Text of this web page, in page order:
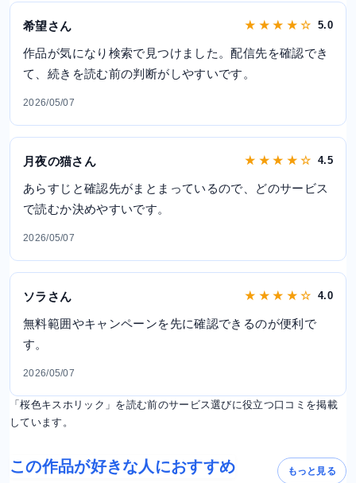
希望さん ★ ★ ★ ★ ☆ 5.0
作品が気になり検索で見つけました。配信先を確認でき
て、続きを読む前の判断がしやすいです。
2026/05/07
月夜の猫さん ★ ★ ★ ★ ☆ 4.5
あらすじと確認先がまとまっているので、どのサービス
で読むか決めやすいです。
2026/05/07
ソラさん ★ ★ ★ ★ ☆ 4.0
無料範囲やキャンペーンを先に確認できるのが便利で
す。
2026/05/07
「桜色キスホリック」を読む前のサービス選びに役立つ口コミを掲載
しています。
この作品が好きな人におすすめ もっと見る